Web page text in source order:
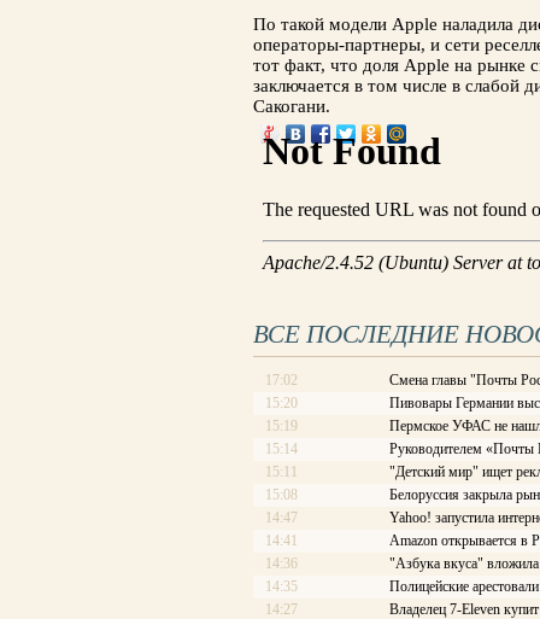
По такой модели Apple наладила
операторы-партнеры, и сети
тот факт, что доля Apple на рынке
заключается в том числе в слабой
Сакогани.
ВСЕ ПОСЛЕДНИЕ
17:02
Смена главы "Почты
15:20
Пивовары Германии
15:19
Пермское УФАС не
15:14
Руководителем «Почты
15:11
"Детский мир" ищет
15:08
Белоруссия закрыла
14:47
Yahoo! запустила
14:41
Amazon открывается в
14:36
"Азбука вкуса"
14:35
Полицейские
14:27
Владелец 7-Eleven